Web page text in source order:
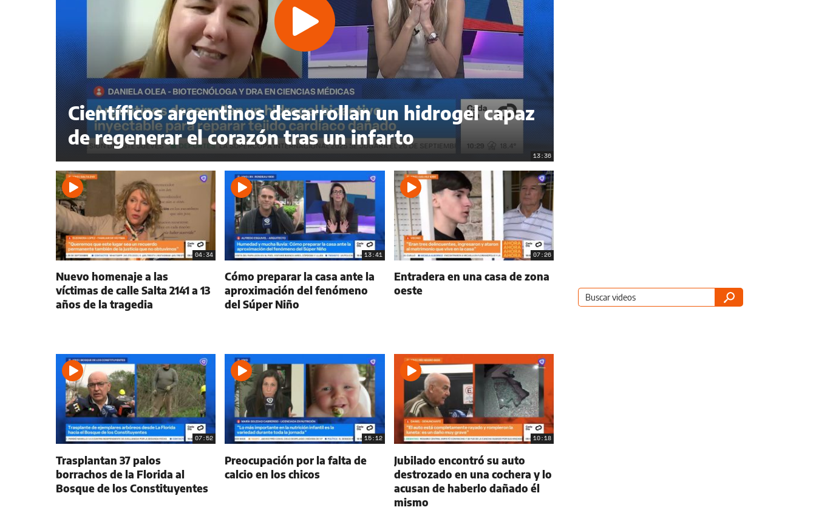
13:36
Científicos argentinos desarrollan un hidrogel capaz
de regenerar el corazón tras un infarto
04:34
Nuevo homenaje a las
víctimas de calle Salta 2141 a 13
años de la tragedia
13:41
Cómo preparar la casa ante la
aproximación del fenómeno
del Súper Niño
07:26
Entradera en una casa de zona
oeste
07:52
Trasplantan 37 palos
borrachos de la Florida al
Bosque de los Constituyentes
15:12
Preocupación por la falta de
calcio en los chicos
10:18
Jubilado encontró su auto
destrozado en una cochera y lo
acusan de haberlo dañado él
mismo